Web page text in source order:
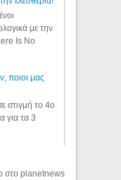
με την
Is No
ποιοι μας
στιγμή το 4ο
για τα 3
στο planetnews